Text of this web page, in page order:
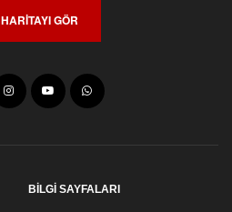
HARİTAYI GÖR
BİLGİ SAYFALARI